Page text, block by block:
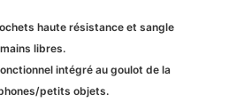
haute résistance et sangle
libres.
intégré au goulot de la
petits objets.